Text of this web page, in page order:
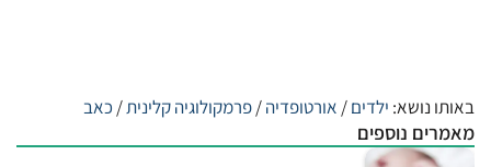
באותו נושא: ילדים/ אורטופדיה/פרמקולוגיה קלינית/ כאב
מאמרים נוספים